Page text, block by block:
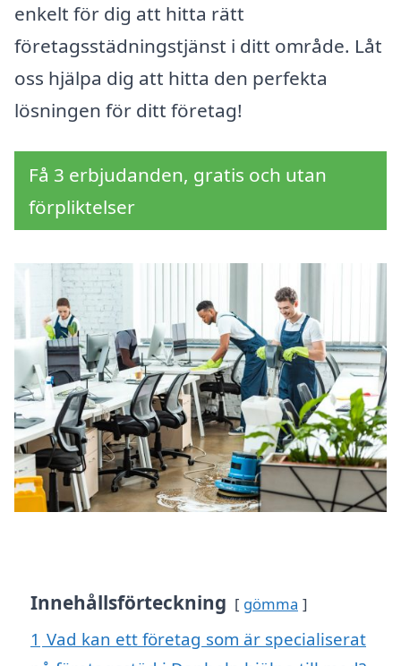
enkelt för dig att hitta rätt
företagsstädningstjänst i ditt område. Låt
oss hjälpa dig att hitta den perfekta
lösningen för ditt företag!
Få 3 erbjudanden, gratis och utan
förpliktelser
Innehållsförteckning gömma
1 Vad kan ett företag som är specialiserat